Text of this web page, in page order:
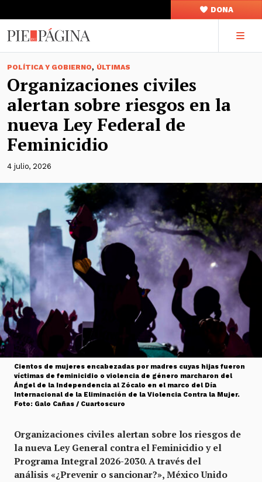
DONA
POLÍTICA Y GOBIERNO, ÚLTIMAS
Organizaciones civiles
alertan sobre riesgos en la
nueva Ley Federal de
Feminicidio
4 julio, 2026
Cientos de mujeres encabezadas por madres cuyas hijas fueron
víctimas de feminicidio o violencia de género marcharon del
Ángel de la Independencia al Zócalo en el marco del Día
Internacional de la Eliminación de la Violencia Contra la Mujer.
Foto: Galo Cañas / Cuartoscuro
Organizaciones civiles alertan sobre los riesgos de
la nueva Ley General contra el Feminicidio y el
Programa Integral 2026-2030. A través del
análisis «¿Prevenir o sancionar?», México Unido